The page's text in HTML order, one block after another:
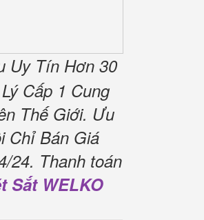
Uy Tín Hơn 30
Cấp 1 Cung
Thế Giới. Ưu
Chỉ Bán Giá
24. Thanh toán
Sắt WELKO